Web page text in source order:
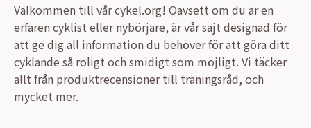
Välkommen till vår cykel.org! Oavsett om du är en
erfaren cyklist eller nybörjare, är vår sajt designad för
att ge dig all information du behöver för att göra ditt
cyklande så roligt och smidigt som möjligt. Vi täcker
allt från produktrecensioner till träningsråd, och
mycket mer.